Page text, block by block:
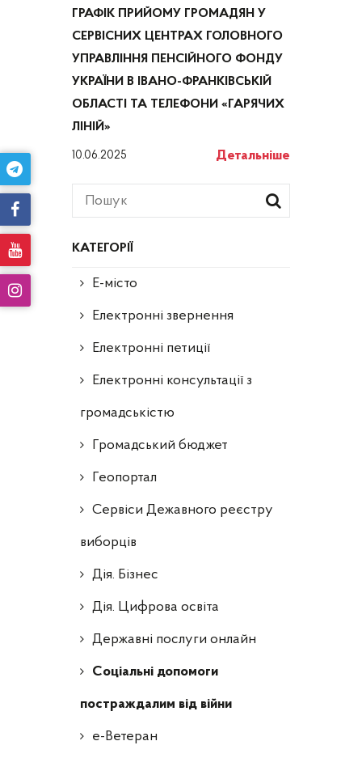
КАТЕГОРІЇ
E-місто
Електронні звернення
Електронні петиції
Електронні консультації з
громадськістю
Громадський бюджет
Геопортал
Сервіси Дежавного реєстру
виборців
Дія. Бізнес
Дія. Цифрова освіта
Державні послуги онлайн
Соціальні допомоги
постраждалим від війни
е-Ветеран
ГРАФІК ПРИЙОМУ ГРОМАДЯН У
СЕРВІСНИХ ЦЕНТРАХ ГОЛОВНОГО
УПРАВЛІННЯ ПЕНСІЙНОГО ФОНДУ
УКРАЇНИ В ІВАНО-ФРАНКІВСЬКІЙ
ОБЛАСТІ ТА ТЕЛЕФОНИ «ГАРЯЧИХ
ЛІНІЙ»
10.06.2025 Детальніше